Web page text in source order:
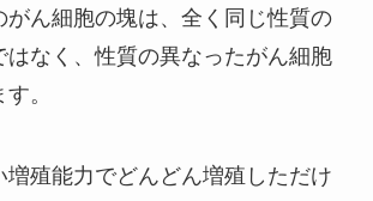
がん細胞の塊は、全く同じ性質の
はなく、性質の異なったがん細胞
。
増殖能力でどんどん増殖しただけ